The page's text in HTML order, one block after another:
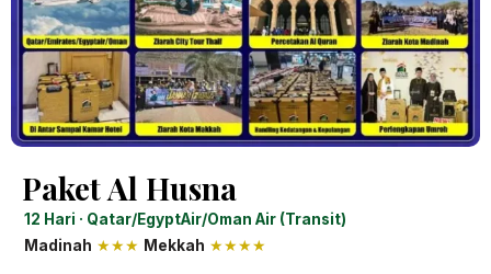
Paket Al Husna
12 Hari · Qatar/EgyptAir/Oman Air (Transit)
Madinah ★★★ Mekkah ★★★★